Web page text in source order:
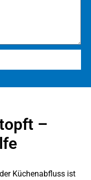
–
Küchenabfluss ist